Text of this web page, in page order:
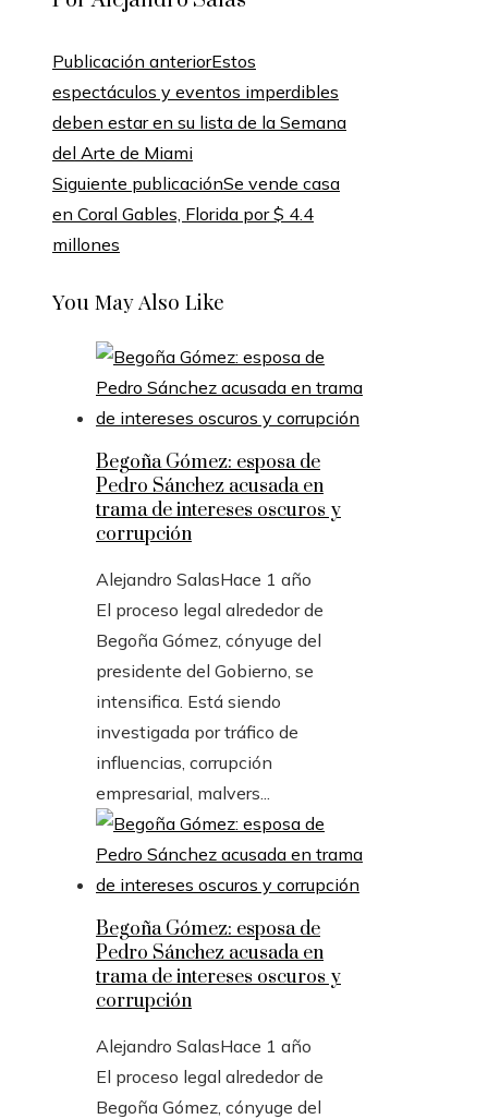
Publicación anteriorEstos
espectáculos y eventos imperdibles
deben estar en su lista de la Semana
del Arte de Miami
Siguiente publicaciónSe vende casa
en Coral Gables, Florida por $ 4.4
millones
You May Also Like
Begoña Gómez: esposa de
Pedro Sánchez acusada en
trama de intereses oscuros y
corrupción
Alejandro SalasHace 1 año
El proceso legal alrededor de
Begoña Gómez, cónyuge del
presidente del Gobierno, se
intensifica. Está siendo
investigada por tráfico de
influencias, corrupción
empresarial, malvers...
Begoña Gómez: esposa de
Pedro Sánchez acusada en
trama de intereses oscuros y
corrupción
Alejandro SalasHace 1 año
El proceso legal alrededor de
Begoña Gómez, cónyuge del